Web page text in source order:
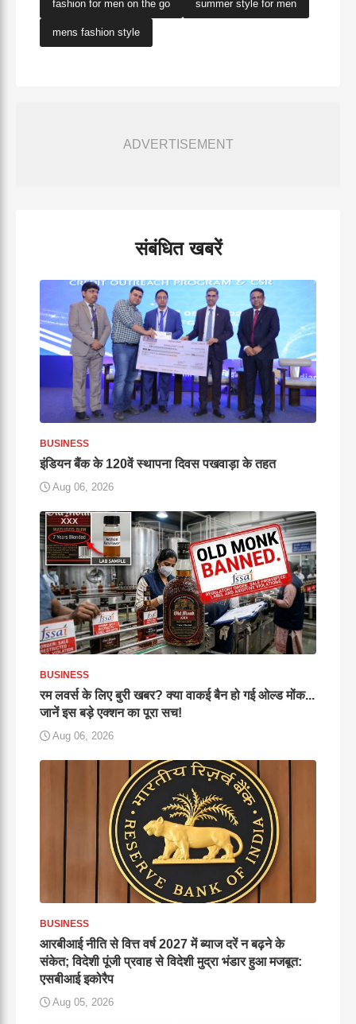
fashion for men on the go summer style for men
mens fashion style
ADVERTISEMENT
संबंधित खबरें
BUSINESS
इंडियन बैंक के 120वें स्थापना दिवस पखवाड़ा के तहत
Aug 06, 2026
BUSINESS
रम लवर्स के लिए बुरी खबर? क्या वाकई बैन हो गई ओल्ड मोंक...
जानें इस बड़े एक्शन का पूरा सच!
Aug 06, 2026
BUSINESS
आरबीआई नीति से वित्त वर्ष 2027 में ब्याज दरें न बढ़ने के
संकेत; विदेशी पूंजी प्रवाह से विदेशी मुद्रा भंडार हुआ मजबूत:
एसबीआई इकोरैप
Aug 05, 2026